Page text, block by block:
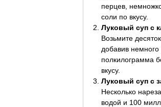
перцев,
соли по вкусу.
Луковый суп с
Возьмите
добавив немного
полкилограмма
вкусу.
Луковый суп с
Несколько
водой и 100